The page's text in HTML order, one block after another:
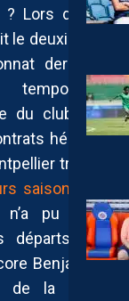
? Lors de la
le deuxième
derrière
temporaire
du club où
hérités
traine
saisons
pu que
départs de
Benjamin
de la cure